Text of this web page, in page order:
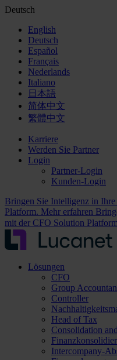
Deutsch
English
Deutsch
Español
Français
Nederlands
Italiano
日本語
简体中文
繁體中文
Karriere
Werden Sie Partner
Login
Partner-Login
Kunden-Login
Bringen Sie Intelligenz in
Platform. Mehr erfahren
mit der CFO Solution
Lösungen
CFO
Group
Controller
Head of Tax
Consolidation
Intercompany-